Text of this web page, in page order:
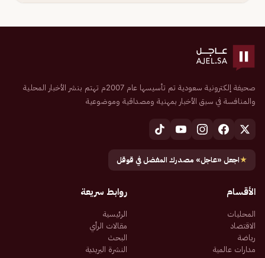
صحيفة إلكترونية سعودية تم تأسيسها عام 2007م تهتم بنشر الأخبار المحلية
والمنافسة في سبق الأخبار بمهنية ومصداقية وموضوعية
★اجعل «عاجل» مصدرك المفضل في قوقل
الأقسام
المحليات
الاقتصاد
رياضة
مدارات عالمية
روابط سريعة
الرئيسية
مقالات الرأي
البحث
النشرة البريدية